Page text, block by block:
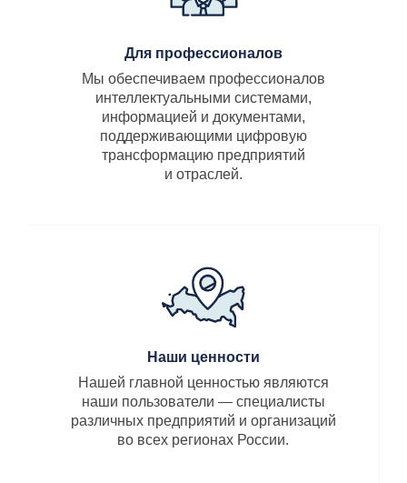
Для профессионалов
Мы обеспечиваем профессионалов
интеллектуальными системами,
информацией и документами,
поддерживающими цифровую
трансформацию предприятий
и отраслей.
Наши ценности
Нашей главной ценностью являются
наши пользователи — специалисты
различных предприятий и организаций
во всех регионах России.